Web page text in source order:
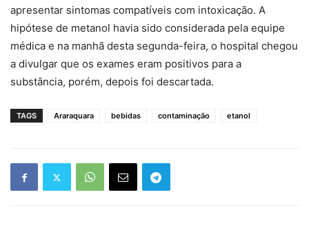
apresentar sintomas compatíveis com intoxicação. A
hipótese de metanol havia sido considerada pela equipe
médica e na manhã desta segunda-feira, o hospital chegou
a divulgar que os exames eram positivos para a
substância, porém, depois foi descartada.
TAGS Araraquara bebidas contaminação etanol